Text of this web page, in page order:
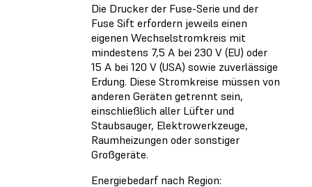
Die Drucker der Fuse-Serie und der
Fuse Sift erfordern jeweils einen
eigenen Wechselstromkreis mit
mindestens 7,5 A bei 230 V (EU) oder
15 A bei 120 V (USA) sowie zuverlässige
Erdung. Diese Stromkreise müssen von
anderen Geräten getrennt sein,
einschließlich aller Lüfter und
Staubsauger, Elektrowerkzeuge,
Raumheizungen oder sonstiger
Großgeräte.
Energiebedarf nach Region: